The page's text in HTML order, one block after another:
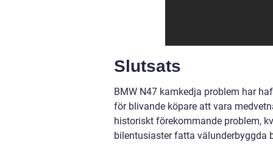
Slutsats
BMW N47 kamkedja problem har
för blivande köpare att vara
historiskt förekommande problem,
bilentusiaster fatta välunderbyggda